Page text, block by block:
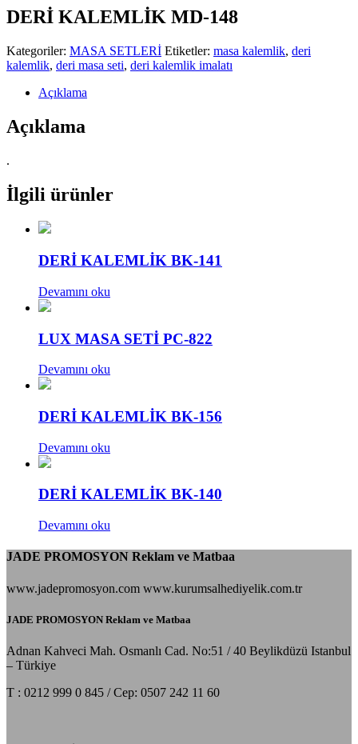
DERİ KALEMLİK MD-148
Kategoriler: MASA SETLERİ Etiketler: masa kalemlik, deri
kalemlik, deri masa seti, deri kalemlik imalatı
Açıklama
Açıklama
.
İlgili ürünler
DERİ KALEMLİK BK-141
Devamını oku
LUX MASA SETİ PC-822
Devamını oku
DERİ KALEMLİK BK-156
Devamını oku
DERİ KALEMLİK BK-140
Devamını oku
JADE PROMOSYON Reklam ve Matbaa
www.jadepromosyon.com www.kurumsalhediyelik.com.tr
JADE PROMOSYON Reklam ve Matbaa
Adnan Kahveci Mah. Osmanlı Cad. No:51 / 40 Beylikdüzü Istanbul
– Türkiye
T : 0212 999 0 845 / Cep: 0507 242 11 60